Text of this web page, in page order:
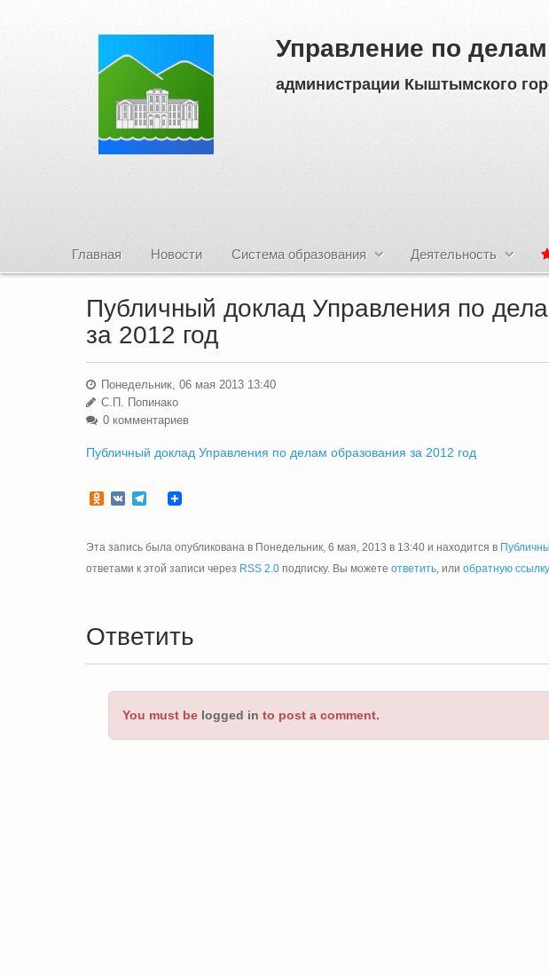
Управление по
администрации Кыштымского
Главная Новости Система образования Деятельность
Публичный доклад Управления по
за 2012 год
Понедельник, 06 мая 2013 13:40
С.П. Попинако
0 комментариев
Публичный доклад Управления по делам образования за 2012 год
Odnoklassniki
VK Telegram
Эта запись была опубликована в Понедельник, 6 мая, 2013 в 13:40 и находится в
ответами к этой записи через RSS 2.0 подписку. Вы можете ответить, или обратную ссылку
Ответить
You must be logged in to post a comment.